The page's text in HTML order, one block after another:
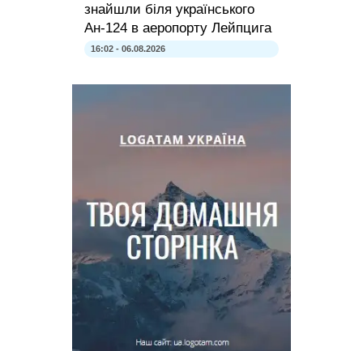
знайшли біля українського
Ан-124 в аеропорту Лейпцига
16:02 - 06.08.2026